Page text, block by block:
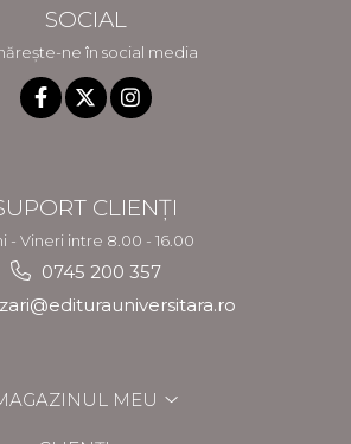
SOCIAL
ne în social media
CLIENȚI
- Vineri intre 8.00 - 16.00
0745 200 357
MEU